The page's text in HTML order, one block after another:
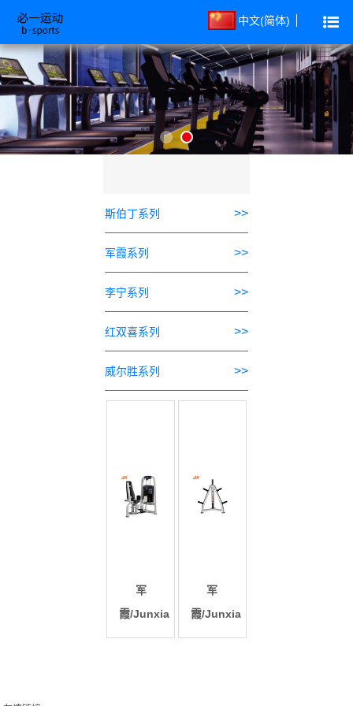
中文(简体)
斯伯丁系列 >>
军霞系列 >>
李宁系列 >>
红双喜系列 >>
威尔胜系列 >>
军
霞/Junxia
军
霞/Junxia